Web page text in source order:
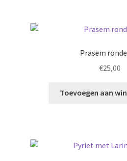
Prasem
€25,00
Toevoegen aan